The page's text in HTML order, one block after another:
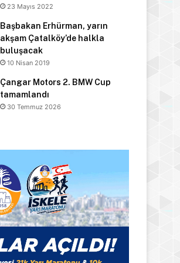
23 Mayıs 2022
Başbakan Erhürman, yarın
akşam Çatalköy’de halkla
buluşacak
10 Nisan 2019
Çangar Motors 2. BMW Cup
tamamlandı
30 Temmuz 2026